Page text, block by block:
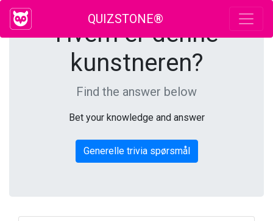
QUIZSTONE®
Hvem er denne
kunstneren?
Find the answer below
Bet your knowledge and answer
Generelle trivia spørsmål